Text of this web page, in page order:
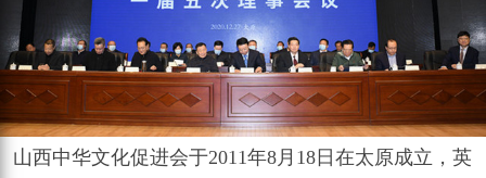
山西中华文化促进会于2011年8月18日在太原成立，英